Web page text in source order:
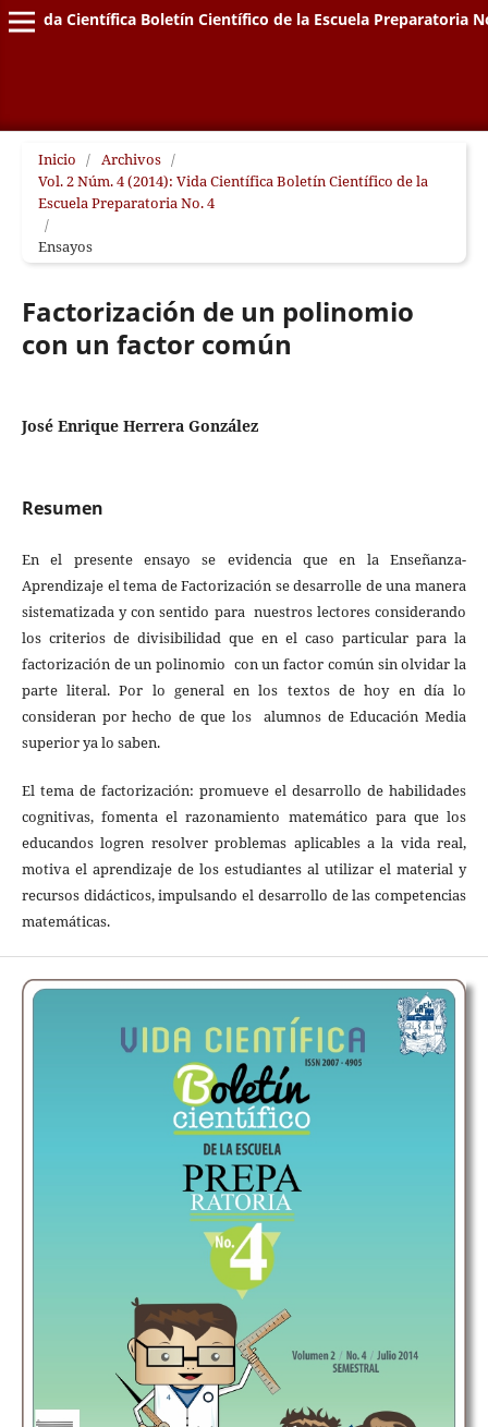
Vida Científica Boletín Científico de la Escuela Preparatoria
Inicio / Archivos /
Vol. 2 Núm. 4 (2014): Vida Científica Boletín Científico de la
Escuela Preparatoria No. 4
/
Ensayos
Factorización de un polinomio
con un factor común
José Enrique Herrera González
Resumen
En el presente ensayo se evidencia que en la Enseñanza-
Aprendizaje el tema de Factorización se desarrolle de una manera
sistematizada y con sentido para nuestros lectores considerando
los criterios de divisibilidad que en el caso particular para la
factorización de un polinomio con un factor común sin olvidar la
parte literal. Por lo general en los textos de hoy en día lo
consideran por hecho de que los alumnos de Educación Media
superior ya lo saben.
El tema de factorización: promueve el desarrollo de habilidades
cognitivas, fomenta el razonamiento matemático para que los
educandos logren resolver problemas aplicables a la vida real,
motiva el aprendizaje de los estudiantes al utilizar el material y
recursos didácticos, impulsando el desarrollo de las competencias
matemáticas.